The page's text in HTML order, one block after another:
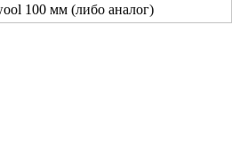
100 мм (либо аналог)